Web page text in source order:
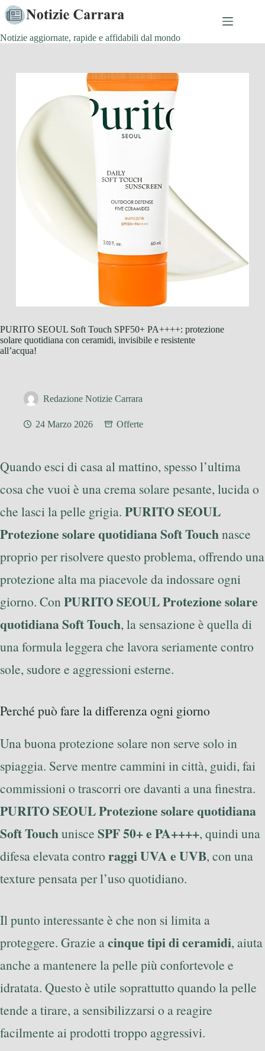
Salta
al
contenuto
Notizie aggiornate, rapide e affidabili dal mondo
PURITO SEOUL Soft Touch SPF50+ PA++++: protezione
solare quotidiana con ceramidi, invisibile e resistente
all’acqua!
Redazione Notizie Carrara
24 Marzo 2026 Offerte
Quando esci di casa al mattino, spesso l’ultima
cosa che vuoi è una crema solare pesante, lucida o
che lasci la pelle grigia. PURITO SEOUL
Protezione solare quotidiana Soft Touchnasce
proprio per risolvere questo problema, offrendo una
protezione alta ma piacevole da indossare ogni
giorno. ConPURITO SEOUL Protezione solare
quotidiana Soft Touch, la sensazione è quella di
una formula leggera che lavora seriamente contro
sole, sudore e aggressioni esterne.
Perché può fare la differenza ogni giorno
Una buona protezione solare non serve solo in
spiaggia. Serve mentre cammini in città, guidi, fai
commissioni o trascorri ore davanti a una finestra.
PURITO SEOUL Protezione solare quotidiana
Soft Touchunisce SPF 50+ e PA++++, quindi una
difesa elevata contro raggi UVA e UVB, con una
texture pensata per l’uso quotidiano.
Il punto interessante è che non si limita a
proteggere. Grazie acinque tipi di ceramidi, aiuta
anche a mantenere la pelle più confortevole e
idratata. Questo è utile soprattutto quando la pelle
tende a tirare, a sensibilizzarsi o a reagire
facilmente ai prodotti troppo aggressivi.